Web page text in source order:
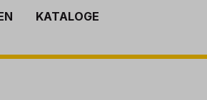
KATALOGE